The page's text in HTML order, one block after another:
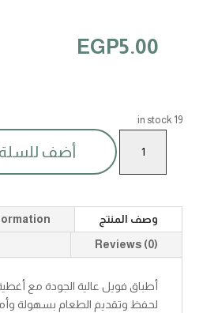
EGP5.00
19 in stock
أضف للسلة
وصف المنتج
Reviews (0)
أطباق فويل عالية الجودة مع
لحفظ وتقديم الطعام بسهولة